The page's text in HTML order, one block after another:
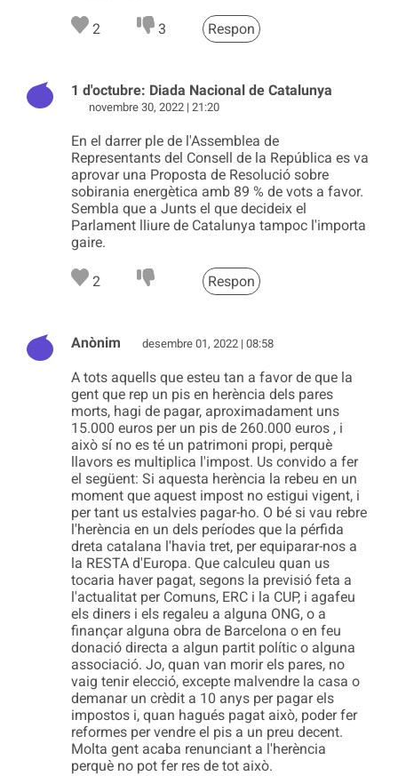
2 3 Respon
1 d'octubre: Diada Nacional de Catalunya
novembre 30, 2022 | 21:20
En el darrer ple de l'Assemblea de
Representants del Consell de la República es va
aprovar una Proposta de Resolució sobre
sobirania energètica amb 89 % de vots a favor.
Sembla que a Junts el que decideix el
Parlament lliure de Catalunya tampoc l'importa
gaire.
2 Respon
Anònim desembre 01, 2022 | 08:58
A tots aquells que esteu tan a favor de que la
gent que rep un pis en herència dels pares
morts, hagi de pagar, aproximadament uns
15.000 euros per un pis de 260.000 euros , i
això sí no es té un patrimoni propi, perquè
llavors es multiplica l'impost. Us convido a fer
el següent: Si aquesta herència la rebeu en un
moment que aquest impost no estigui vigent, i
per tant us estalvies pagar-ho. O bé si vau rebre
l'herència en un dels períodes que la pérfida
dreta catalana l'havia tret, per equiparar-nos a
la RESTA d'Europa. Que calculeu quan us
tocaria haver pagat, segons la previsió feta a
l'actualitat per Comuns, ERC i la CUP, i agafeu
els diners i els regaleu a alguna ONG, o a
finançar alguna obra de Barcelona o en feu
donació directa a algun partit polític o alguna
associació. Jo, quan van morir els pares, no
vaig tenir elecció, excepte malvendre la casa o
demanar un crèdit a 10 anys per pagar els
impostos i, quan hagués pagat això, poder fer
reformes per vendre el pis a un preu decent.
Molta gent acaba renunciant a l'herència
perquè no pot fer res de tot això.